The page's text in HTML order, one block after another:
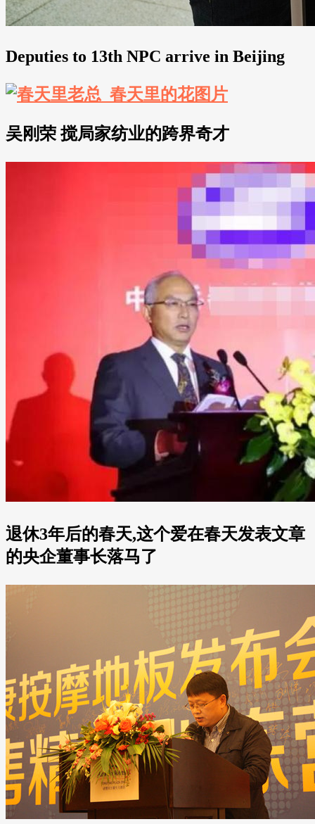
Deputies to 13th NPC arrive in Beijing
吴刚荣 搅局家纺业的跨界奇才
退休3年后的春天,这个爱在春天发表文章
的央企董事长落马了